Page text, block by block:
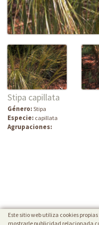
Stipa capillata
Género: Stipa
Especie: capillata
Agrupaciones:
Este sitio web utiliza cookies
mostrarle publicidad relacionada